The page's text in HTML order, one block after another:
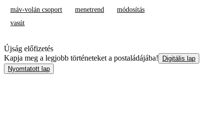
máv-volán csoport menetrend
módosítás
vasút
Újság előfizetés
Kapja meg a legjobb történeteket a postaládájába!
Digitális lap
Nyomtatott lap